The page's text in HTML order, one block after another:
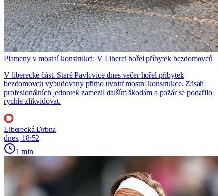
Plameny v mostní konstrukci: V Liberci hořel příbytek bezdomovců
V liberecké části Staré Pavlovice dnes večer hořel příbytek
bezdomovců vybudovaný přímo uvnitř mostní konstrukce. Zásah
profesionálních jednotek zamezil dalším škodám a požár se podařilo
rychle zlikvidovat.
Liberecká Drbna
dnes, 18:52
1 min